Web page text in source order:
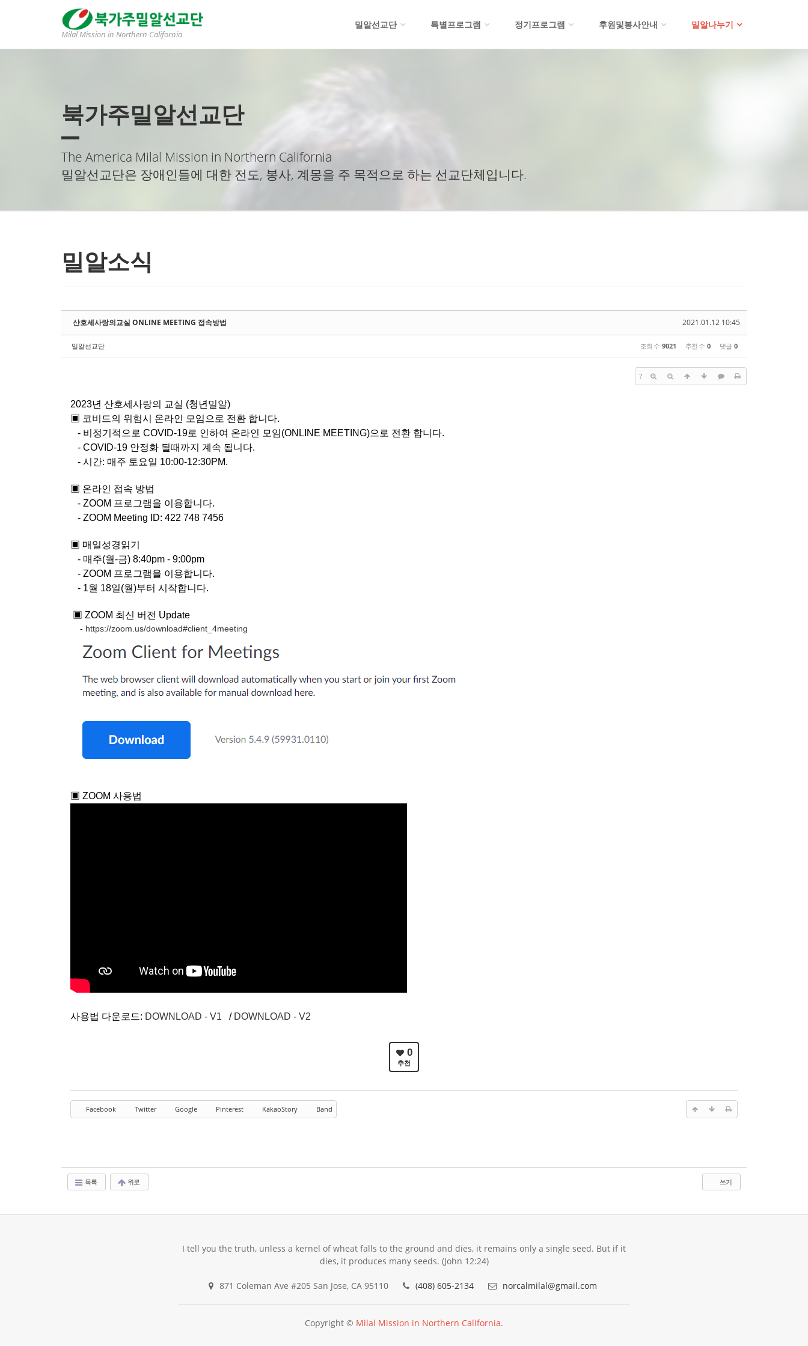
Milal Mission in Northern California
밀알선교단 특별프로그램 정기프로그램 후원및봉사안내 밀알나누기
북가주밀알선교단
The America Milal Mission in Northern California
밀알선교단은 장애인들에 대한 전도, 봉사, 계몽을 주 목적으로 하는 선교단체입니다.
밀알소식
2021.01.12 10:45
산호세사랑의교실 ONLINE MEETING 접속방법
밀알선교단 조회 수 9021 추천 수 0 댓글 0
?
2023년 산호세사랑의 교실 (청년밀알)
▣ 코비드의 위험시 온라인 모임으로 전환 합니다.
- 비정기적으로 COVID-19로 인하여 온라인 모임(ONLINE MEETING)으로 전환 합니다.
- COVID-19 안정화 될때까지 계속 됩니다.
- 시간: 매주 토요일 10:00-12:30PM.
▣ 온라인 접속 방법
- ZOOM 프로그램을 이용합니다.
- ZOOM Meeting ID: 422 748 7456
▣ 매일성경읽기
- 매주(월-금) 8:40pm - 9:00pm
- ZOOM 프로그램을 이용합니다.
- 1월 18일(월)부터 시작합니다.
▣ ZOOM 최신 버전 Update
- https://zoom.us/download#client_4meeting
▣ ZOOM 사용법
사용법 다운로드: DOWNLOAD - V1 / DOWNLOAD - V2
0
추천
Facebook Twitter Google Pinterest KakaoStory Band
목록 위로 쓰기
I tell you the truth, unless a kernel of wheat falls to the ground and dies, it remains only a single seed. But if it
dies, it produces many seeds. (John 12:24)
871 Coleman Ave #205 San Jose, CA 95110 (408) 605-2134 norcalmilal@gmail.com
Copyright © Milal Mission in Northern California.